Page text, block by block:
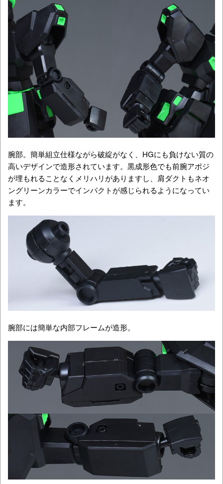
腕部。簡単組立仕様ながら破綻がなく、HGにも負けない質の
高いデザインで造形されています。黒成形色でも前腕アポジ
が埋もれることなくメリハリがありますし、肩ダクトもネオ
ングリーンカラーでインパクトが感じられるようになってい
ます。
腕部には簡単な内部フレームが造形。